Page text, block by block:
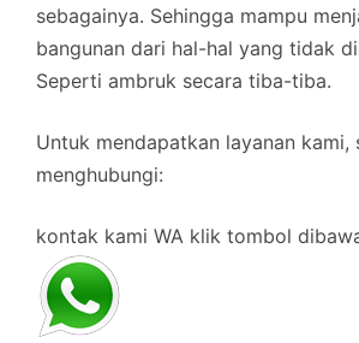
sebagainya. Sehingga mampu
bangunan dari hal-hal yang tidak
Seperti ambruk secara tiba-tiba.
Untuk mendapatkan layanan kami,
menghubungi:
kontak kami WA klik tombol